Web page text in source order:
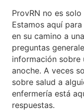
ProvRN no es
Estamos aquí
en su camino a
preguntas
información sobre
anoche. A veces
sobre salud a
enfermería está
respuestas.